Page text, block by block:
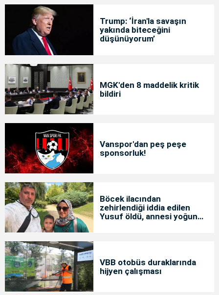
Trump: ‘İran'la savaşın
yakında biteceğini
düşünüyorum’
MGK'den 8 maddelik kritik
bildiri
Vanspor'dan peş peşe
sponsorluk!
Böcek ilacından
zehirlendiği iddia edilen
Yusuf öldü, annesi yoğun
VBB otobüs duraklarında
hijyen çalışması